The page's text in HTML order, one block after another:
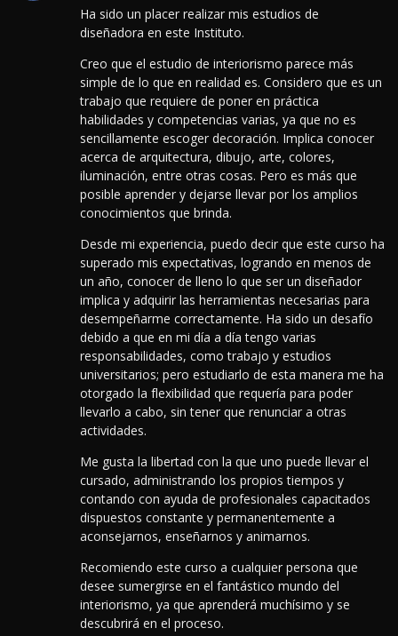
Ha sido un placer realizar mis estudios de
diseñadora en este Instituto.
Creo que el estudio de interiorismo parece más
simple de lo que en realidad es. Considero que es un
trabajo que requiere de poner en práctica
habilidades y competencias varias, ya que no es
sencillamente escoger decoración. Implica conocer
acerca de arquitectura, dibujo, arte, colores,
iluminación, entre otras cosas. Pero es más que
posible aprender y dejarse llevar por los amplios
conocimientos que brinda.
Desde mi experiencia, puedo decir que este curso ha
superado mis expectativas, logrando en menos de
un año, conocer de lleno lo que ser un diseñador
implica y adquirir las herramientas necesarias para
desempeñarme correctamente. Ha sido un desafío
debido a que en mi día a día tengo varias
responsabilidades, como trabajo y estudios
universitarios; pero estudiarlo de esta manera me ha
otorgado la flexibilidad que requería para poder
llevarlo a cabo, sin tener que renunciar a otras
actividades.
Me gusta la libertad con la que uno puede llevar el
cursado, administrando los propios tiempos y
contando con ayuda de profesionales capacitados
dispuestos constante y permanentemente a
aconsejarnos, enseñarnos y animarnos.
Recomiendo este curso a cualquier persona que
desee sumergirse en el fantástico mundo del
interiorismo, ya que aprenderá muchísimo y se
descubrirá en el proceso.